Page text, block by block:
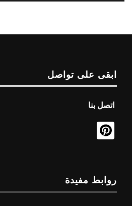
ابقى على تواصل
اتصل بنا
روابط مفيدة